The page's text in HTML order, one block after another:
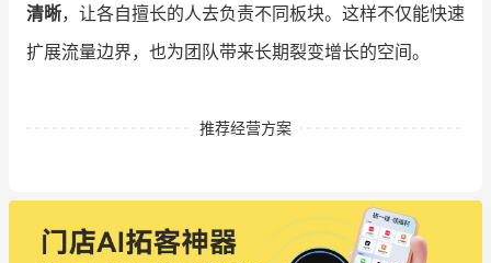
清晰，让各自擅长的人去负责不同板块。这样不仅能快速
扩展流量边界，也为团队带来长期裂变增长的空间。
推荐经营方案